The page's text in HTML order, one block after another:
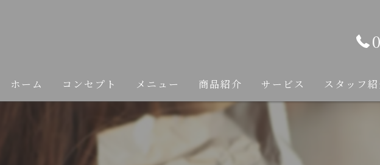
ホーム コンセプト メニュー 商品紹介 サービス
カット
カラー
スタッフ